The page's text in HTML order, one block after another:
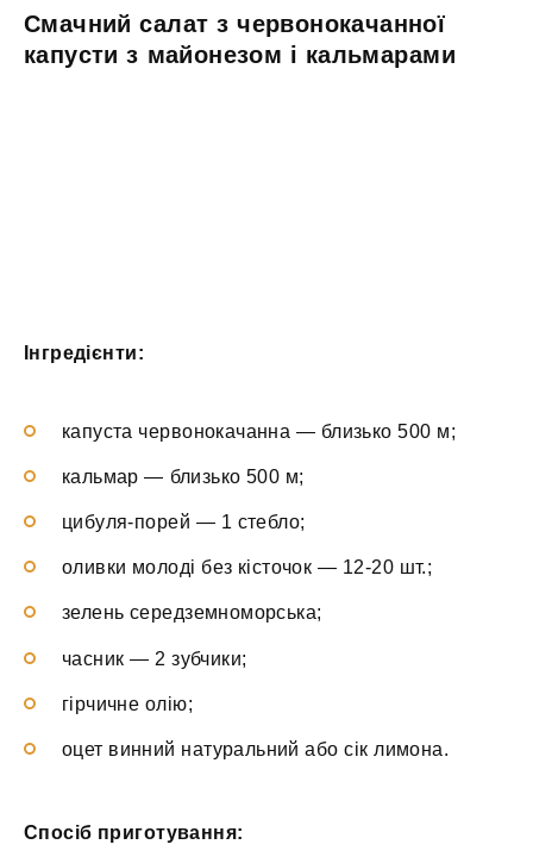
Смачний салат з червонокачанної
капусти з майонезом і кальмарами
Інгредієнти:
капуста червонокачанна — близько 500 м;
кальмар — близько 500 м;
цибуля-порей — 1 стебло;
оливки молоді без кісточок — 12-20 шт.;
зелень середземноморська;
часник — 2 зубчики;
гірчичне олію;
оцет винний натуральний або сік лимона.
Спосіб приготування: